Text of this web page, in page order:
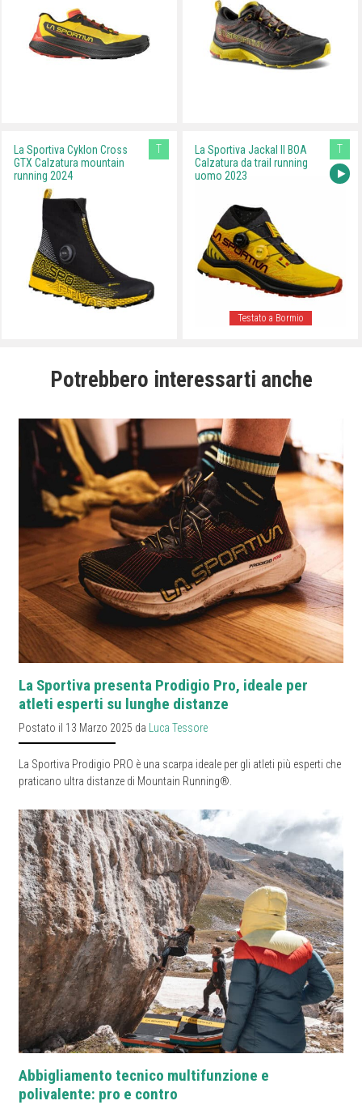
La Sportiva Cyklon Cross
GTX Calzatura mountain
running 2024
T
La Sportiva Jackal II BOA
Calzatura da trail running
uomo 2023
T
Testato a Bormio
Potrebbero interessarti anche
La Sportiva presenta Prodigio Pro, ideale per
atleti esperti su lunghe distanze
Postato il 13 Marzo 2025 da Luca Tessore
La Sportiva Prodigio PRO è una scarpa ideale per gli atleti più esperti che
praticano ultra distanze di Mountain Running®.
Abbigliamento tecnico multifunzione e
polivalente: pro e contro